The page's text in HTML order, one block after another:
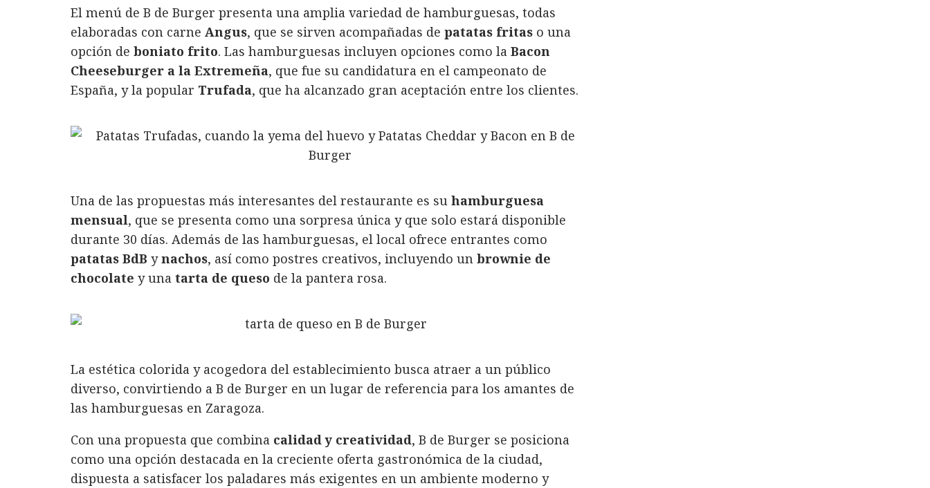
El menú de B de Burger presenta una amplia variedad de hamburguesas, todas
elaboradas con carne Angus, que se sirven acompañadas de patatas fritas o una
opción de boniato frito. Las hamburguesas incluyen opciones como la Bacon
Cheeseburger a la Extremeña, que fue su candidatura en el campeonato de
España, y la popular Trufada, que ha alcanzado gran aceptación entre los clientes.
Una de las propuestas más interesantes del restaurante es su hamburguesa
mensual, que se presenta como una sorpresa única y que solo estará disponible
durante 30 días. Además de las hamburguesas, el local ofrece entrantes como
patatas BdB ynachos, así como postres creativos, incluyendo un brownie de
chocolate y una tarta de queso de la pantera rosa.
La estética colorida y acogedora del establecimiento busca atraer a un público
diverso, convirtiendo a B de Burger en un lugar de referencia para los amantes de
las hamburguesas en Zaragoza.
Con una propuesta que combina calidad y creatividad, B de Burger se posiciona
como una opción destacada en la creciente oferta gastronómica de la ciudad,
dispuesta a satisfacer los paladares más exigentes en un ambiente moderno y